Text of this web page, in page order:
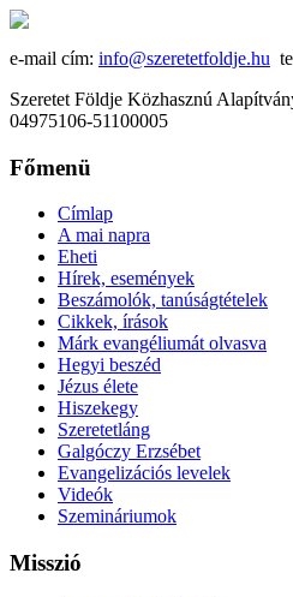
e-mail cím: info@szeretetfoldje.hu
Szeretet Földje Közhasznú
04975106-51100005
Főmenü
Címlap
A mai napra
Eheti
Hírek, események
Beszámolók, tanúságtételek
Cikkek, írások
Márk evangéliumát olvasva
Hegyi beszéd
Jézus élete
Hiszekegy
Szeretetláng
Galgóczy Erzsébet
Evangelizációs levelek
Videók
Szemináriumok
Misszió